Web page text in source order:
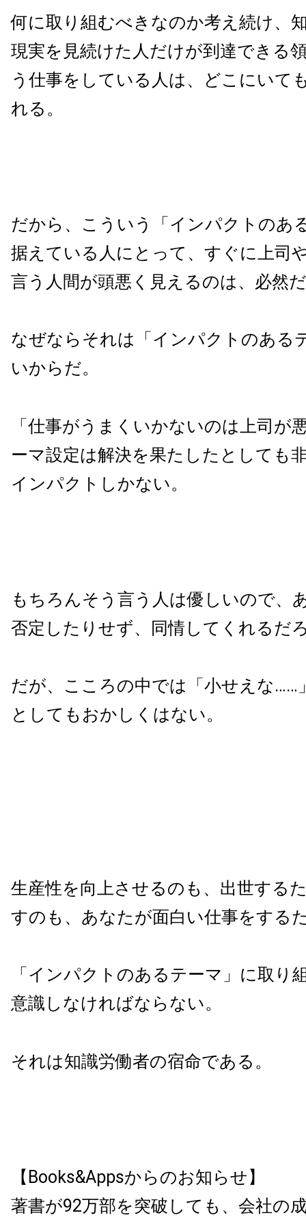
何に取り組むべきなのか考え続け、
現実を見続けた人だけが到達できる
う仕事をしている人は、どこにいて
れる。
だから、こういう「インパクトのあ
据えている人にとって、すぐに上司
言う人間が頭悪く見えるのは、必然
なぜならそれは「インパクトのある
いからだ。
「仕事がうまくいかないのは上司が
ーマ設定は解決を果たしたとしても
インパクトしかない。
もちろんそう言う人は優しいので、
否定したりせず、同情してくれるだ
だが、こころの中では「小せえな……
としてもおかしくはない。
生産性を向上させるのも、出世する
すのも、あなたが面白い仕事をする
「インパクトのあるテーマ」に取り
意識しなければならない。
それは知識労働者の宿命である。
【Books&Appsからのお知らせ】
著書が92万部を突破しても、会社の